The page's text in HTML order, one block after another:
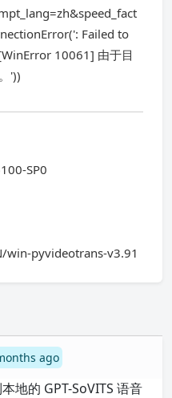
Failed to
10061] 由于目
'))
SP0
win-pyvideotrans-v3.91
ago
地的 GPT-SoVITS 语音